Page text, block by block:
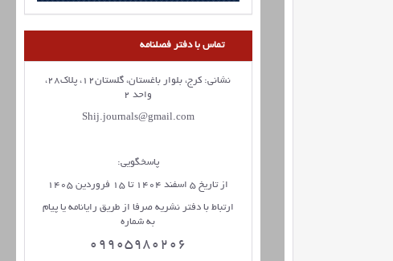
تماس با دفتر فصلنامه
نشانی: کرج، بلوار باغستان، گلستان12، پلاک28،
واحد 2
Shij.journals@gmail.com
پاسخگویی:
از تاریخ 5 اسفند 1404 تا 15 فروردین 1405
ارتباط با دفتر نشریه صرفا از طریق رایانامه یا پیام
به شماره
09905980206